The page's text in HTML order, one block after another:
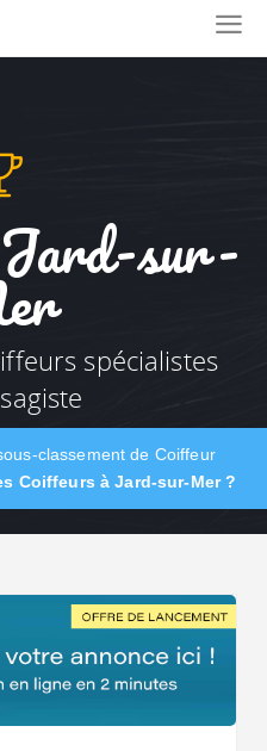
Jard-sur-
spécialistes
classement de Coiffeur
Coiffeurs à Jard-sur-Mer ?